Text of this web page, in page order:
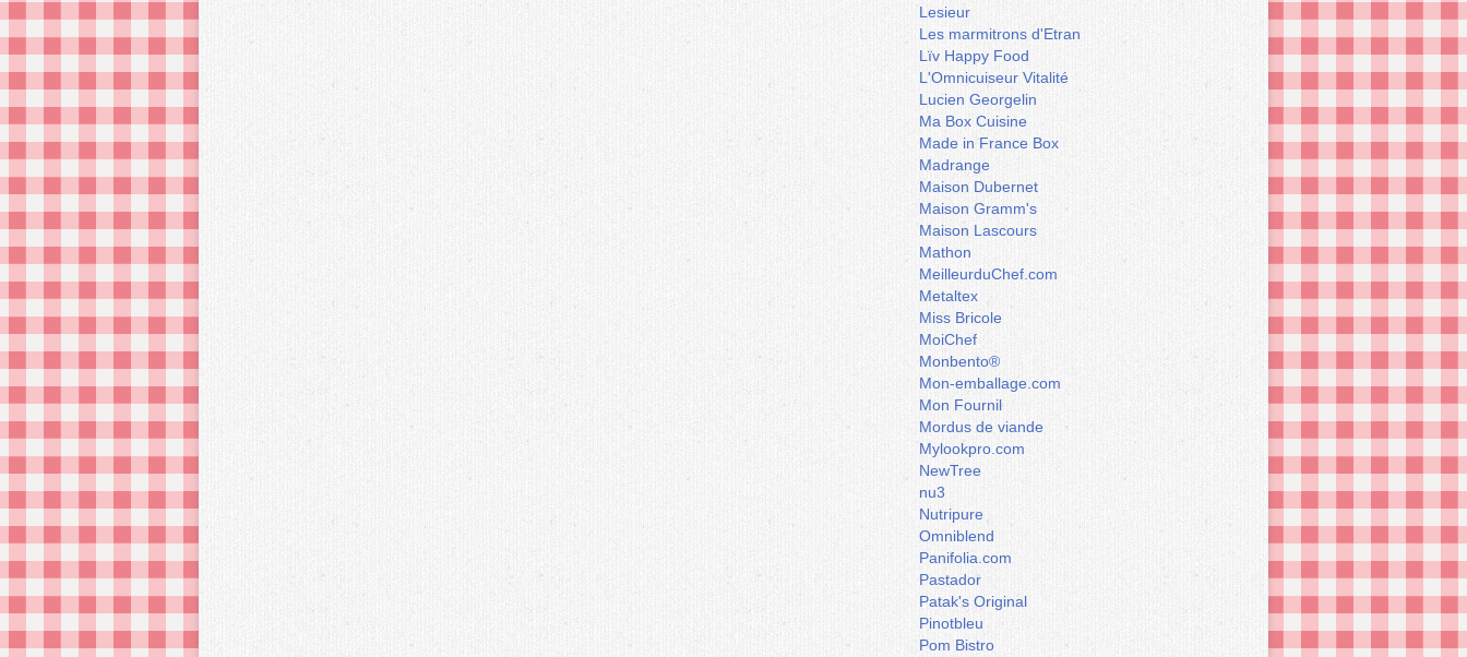
Lesieur
Les marmitrons d'Etran
Lïv Happy Food
L'Omnicuiseur Vitalité
Lucien Georgelin
Ma Box Cuisine
Made in France Box
Madrange
Maison Dubernet
Maison Gramm's
Maison Lascours
Mathon
MeilleurduChef.com
Metaltex
Miss Bricole
MoiChef
Monbento®
Mon-emballage.com
Mon Fournil
Mordus de viande
Mylookpro.com
NewTree
nu3
Nutripure
Omniblend
Panifolia.com
Pastador
Patak's Original
Pinotbleu
Pom Bistro